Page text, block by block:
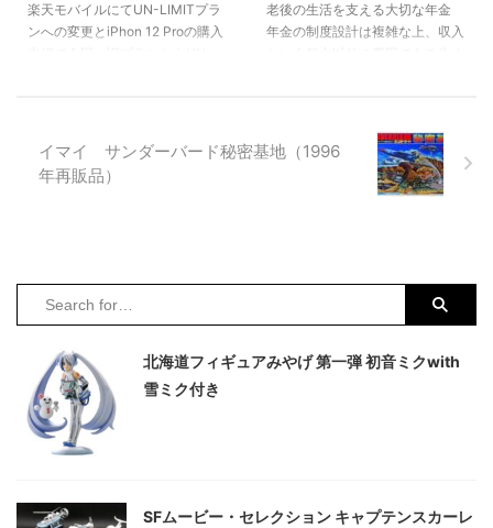
楽天モバイルにてUN-LIMITプラ
ンへの変更とiPhon 12 Proの購入
サンキューメールが届き、二人で
納品を楽しみにしていたところ、
突然下記のメールが送信されて来
くため、楽天モバイル公式サイ
老後の生活を支える大切な年金
年金の制度設計は複雑な上、収入
れたらと羨ましく思う方も多いの
ではないでしょうか。現在の若い
世代になると、更に年金の価値観
まいましたが、そんな時代に生き
ていく以上、年金の受給タイミン
ではなく積極的に自分から情報を
イマイ サンダーバード秘密基地（1996
年再販品）
北海道フィギュアみやげ 第一弾 初音ミクwith
雪ミク付き
SFムービー・セレクション キャプテンスカーレ